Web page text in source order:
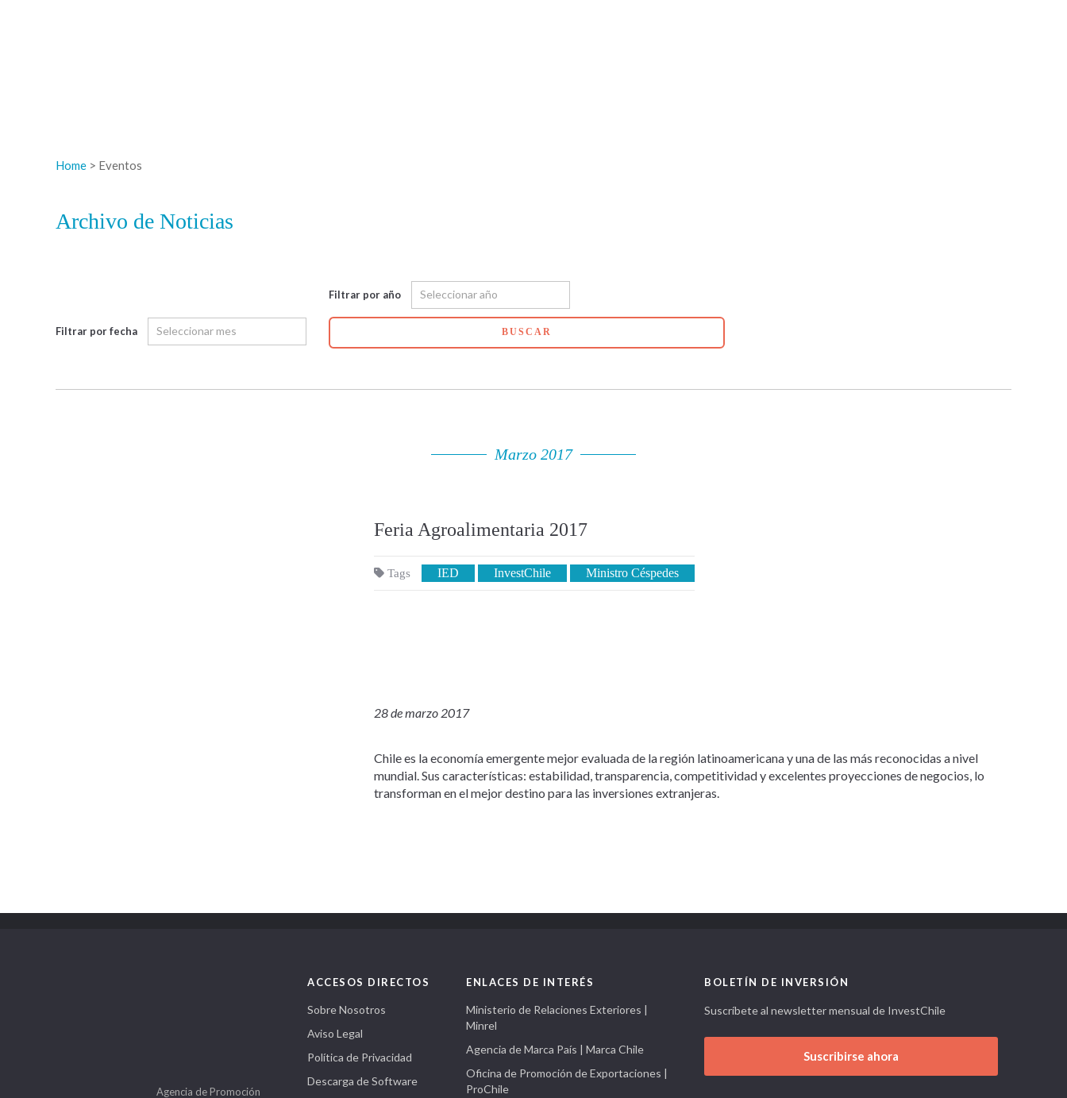
Home > Eventos
Archivo de Noticias
Filtrar por fecha
Filtrar por año
BUSCAR
Marzo 2017
Feria Agroalimentaria 2017
Tags IED InvestChile Ministro Céspedes
28 de marzo 2017
Chile es la economía emergente mejor evaluada de la región latinoamericana y una de las más reconocidas a nivel
mundial. Sus características: estabilidad, transparencia, competitividad y excelentes proyecciones de negocios, lo
transforman en el mejor destino para las inversiones extranjeras.
Agencia de Promoción
ACCESOS DIRECTOS
Sobre Nosotros
Aviso Legal
Política de Privacidad
Descarga de Software
ENLACES DE INTERÉS
Ministerio de Relaciones Exteriores |
Minrel
Agencia de Marca País | Marca Chile
Oficina de Promoción de Exportaciones |
ProChile
BOLETÍN DE INVERSIÓN
Suscríbete al newsletter mensual de InvestChile
Suscribirse ahora